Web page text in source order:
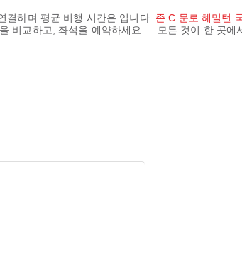
결하며 평균 비행 시간은 입니다. 존 C 문로 해밀턴
비교하고, 좌석을 예약하세요 — 모든 것이 한 곳에